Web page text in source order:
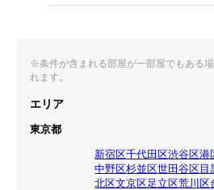
※条件が含まれる部屋が一部屋でもある
れます。
エリア
東京都
新宿区千代田区渋谷区港
中野区杉並区世田谷区目
北区文京区足立区荒川区